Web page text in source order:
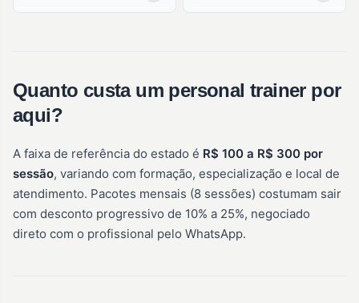
Quanto custa um personal trainer por
aqui?
A faixa de referência do estado é R$ 100 a R$ 300 por
sessão, variando com formação, especialização e local de
atendimento. Pacotes mensais (8 sessões) costumam sair
com desconto progressivo de 10% a 25%, negociado
direto com o profissional pelo WhatsApp.